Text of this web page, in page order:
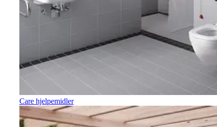
Care hjelpemidler